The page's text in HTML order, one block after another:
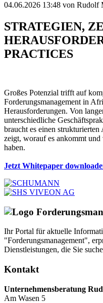
04.06.2026 13:48 von Rudolf
STRATEGIEN,
PRACTICES
Großes Potenzial trifft auf
Forderungsmanagement in
Herausforderungen. Von
unterschiedliche
braucht es einen
zeigt, worauf es ankommt
haben.
Jetzt Whitepaper
Ihr Portal für aktuelle
"Forderungsmanagement",
Dienstleistungen, die Sie
Kontakt
Unternehmensberatung
Am Wasen 5